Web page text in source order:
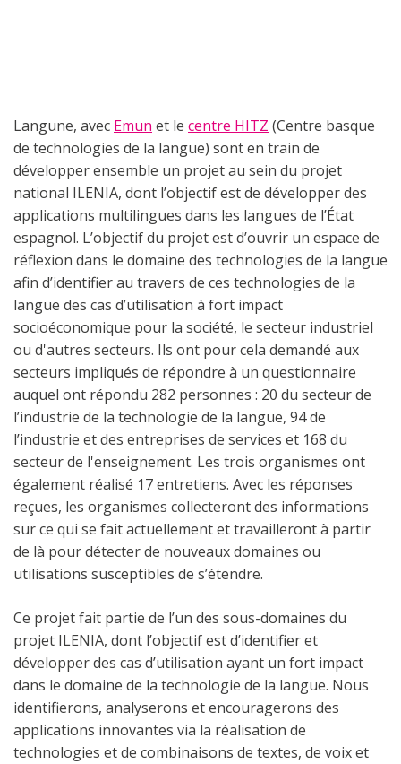
Langune, avec Emun et le centre HITZ (Centre basque
de technologies de la langue) sont en train de
développer ensemble un projet au sein du projet
national ILENIA, dont l’objectif est de développer des
applications multilingues dans les langues de l’État
espagnol. L’objectif du projet est d’ouvrir un espace de
réflexion dans le domaine des technologies de la langue
afin d’identifier au travers de ces technologies de la
langue des cas d’utilisation à fort impact
socioéconomique pour la société, le secteur industriel
ou d'autres secteurs. Ils ont pour cela demandé aux
secteurs impliqués de répondre à un questionnaire
auquel ont répondu 282 personnes : 20 du secteur de
l’industrie de la technologie de la langue, 94 de
l’industrie et des entreprises de services et 168 du
secteur de l'enseignement. Les trois organismes ont
également réalisé 17 entretiens. Avec les réponses
reçues, les organismes collecteront des informations
sur ce qui se fait actuellement et travailleront à partir
de là pour détecter de nouveaux domaines ou
utilisations susceptibles de s’étendre.
Ce projet fait partie de l’un des sous-domaines du
projet ILENIA, dont l’objectif est d’identifier et
développer des cas d’utilisation ayant un fort impact
dans le domaine de la technologie de la langue. Nous
identifierons, analyserons et encouragerons des
applications innovantes via la réalisation de
technologies et de combinaisons de textes, de voix et